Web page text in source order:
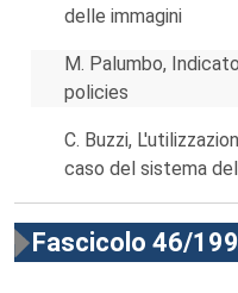
delle immagini
M. Palumbo,
policies
C. Buzzi,
caso del sistema
Fascicolo 46/